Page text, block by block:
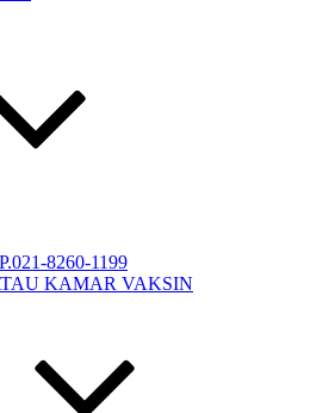
8260-1199
KAMAR VAKSIN